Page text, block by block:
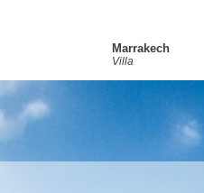
Marrakech
Villa